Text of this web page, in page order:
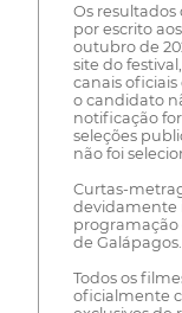
Os resultados
por escrito
outubro de
site do
canais oficiais
o candidato
notificação
seleções
não foi
Curtas-
devidamente
programação
de Galápagos.
Todos os
oficialmente